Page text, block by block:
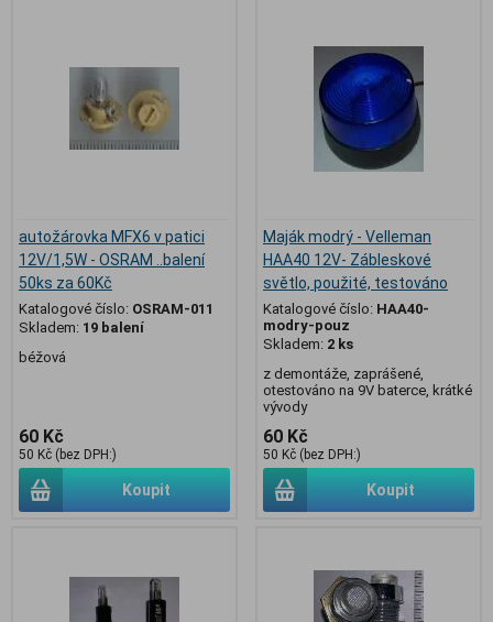
autožárovka MFX6 v patici
12V/1,5W - OSRAM ..balení
50ks za 60Kč
Katalogové číslo: OSRAM-011
Skladem: 19 balení
béžová
60 Kč
50 Kč (bez DPH:)
Koupit
Maják modrý - Velleman
HAA40 12V- Zábleskové
světlo, použité, testováno
Katalogové číslo: HAA40-
modry-pouz
Skladem: 2 ks
z demontáže, zaprášené,
otestováno na 9V baterce, krátké
vývody
60 Kč
50 Kč (bez DPH:)
Koupit